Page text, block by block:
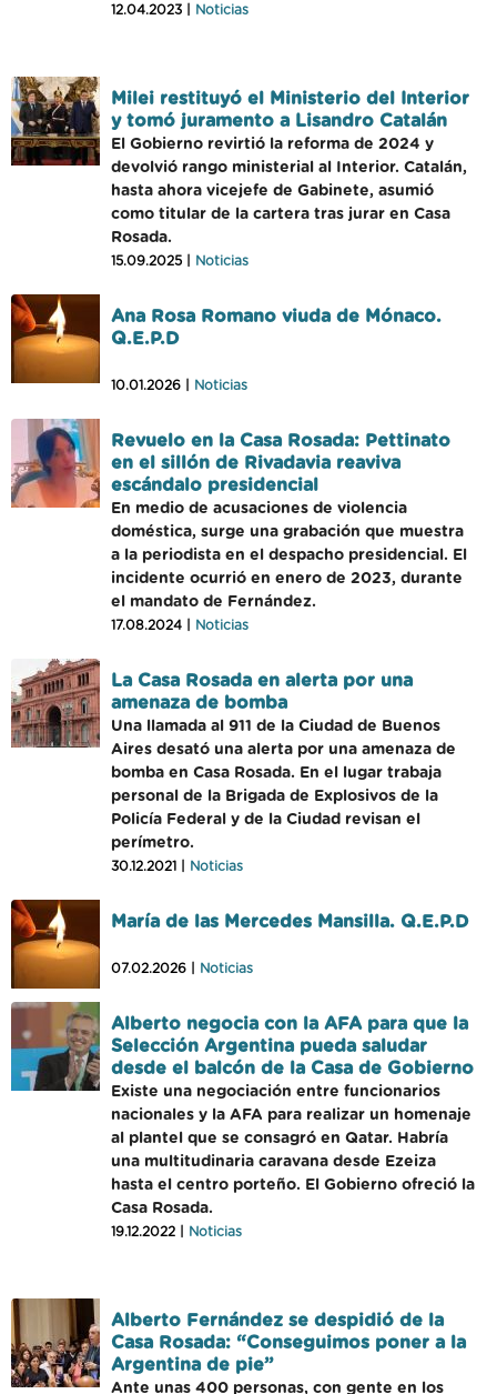
12.04.2023 | Noticias
Milei restituyó el Ministerio del Interior
y tomó juramento a Lisandro Catalán
El Gobierno revirtió la reforma de 2024 y
devolvió rango ministerial al Interior. Catalán,
hasta ahora vicejefe de Gabinete, asumió
como titular de la cartera tras jurar en Casa
Rosada.
15.09.2025 | Noticias
Ana Rosa Romano viuda de Mónaco.
Q.E.P.D
10.01.2026 | Noticias
Revuelo en la Casa Rosada: Pettinato
en el sillón de Rivadavia reaviva
escándalo presidencial
En medio de acusaciones de violencia
doméstica, surge una grabación que muestra
a la periodista en el despacho presidencial. El
incidente ocurrió en enero de 2023, durante
el mandato de Fernández.
17.08.2024 | Noticias
La Casa Rosada en alerta por una
amenaza de bomba
Una llamada al 911 de la Ciudad de Buenos
Aires desató una alerta por una amenaza de
bomba en Casa Rosada. En el lugar trabaja
personal de la Brigada de Explosivos de la
Policía Federal y de la Ciudad revisan el
perímetro.
30.12.2021 | Noticias
María de las Mercedes Mansilla. Q.E.P.D
07.02.2026 | Noticias
Alberto negocia con la AFA para que la
Selección Argentina pueda saludar
desde el balcón de la Casa de Gobierno
Existe una negociación entre funcionarios
nacionales y la AFA para realizar un homenaje
al plantel que se consagró en Qatar. Habría
una multitudinaria caravana desde Ezeiza
hasta el centro porteño. El Gobierno ofreció la
Casa Rosada.
19.12.2022 | Noticias
Alberto Fernández se despidió de la
Casa Rosada: “Conseguimos poner a la
Argentina de pie”
Ante unas 400 personas, con gente en los